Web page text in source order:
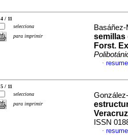
4 / 11
selecciona
para imprimir
Forst.
·
5 / 11
selecciona
para imprimir
Veracruz
ISSN
·